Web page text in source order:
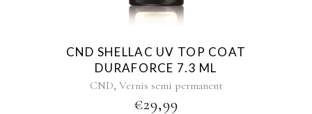
CND SHELLAC UV TOP COAT
DURAFORCE 7.3 ML
CND, Vernis semi permanent
€29,99